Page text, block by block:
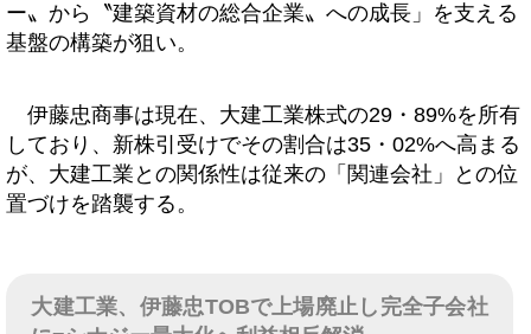
ー〟から〝建築資材の総合企業〟への成長」を支える
基盤の構築が狙い。
伊藤忠商事は現在、大建工業株式の29・89%を所有
しており、新株引受けでその割合は35・02%へ高まる
が、大建工業との関係性は従来の「関連会社」との位
置づけを踏襲する。
大建工業、伊藤忠TOBで上場廃止し完全子会社